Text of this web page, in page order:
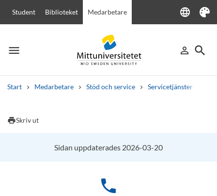
Student Biblioteket Medarbetare language
Language
Tema
menu
Meny person_outline
Logga in
search
Sök
Start Medarbetare Stöd och service Servicetjänster
Andra söktjänster
printSkriv ut
Sidan uppdaterades 2026-03-20
phone